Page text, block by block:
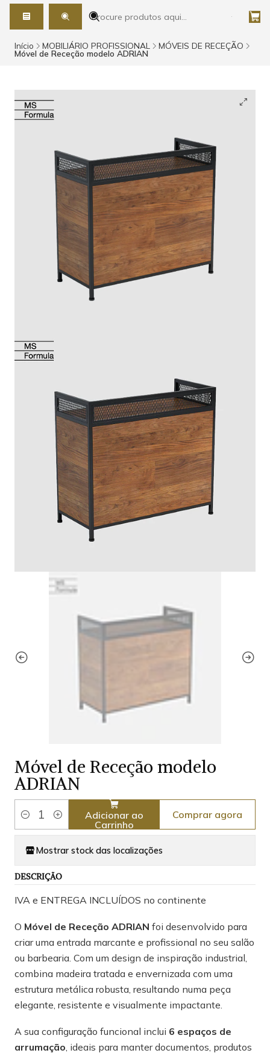
Início MOBILIÁRIO PROFISSIONAL MÓVEIS DE RECEÇÃO
Móvel de Receção modelo ADRIAN
Móvel de Receção modelo
ADRIAN
Quantidade
Adicionar ao
Carrinho
Comprar agora
Mostrar stock das localizações
DESCRIÇÃO
IVA e ENTREGA INCLUÍDOS no continente
O Móvel de Receção ADRIAN foi desenvolvido para
criar uma entrada marcante e profissional no seu salão
ou barbearia. Com um design de inspiração industrial,
combina madeira tratada e envernizada com uma
estrutura metálica robusta, resultando numa peça
elegante, resistente e visualmente impactante.
A sua configuração funcional inclui 6 espaços de
arrumação, ideais para manter documentos, produtos